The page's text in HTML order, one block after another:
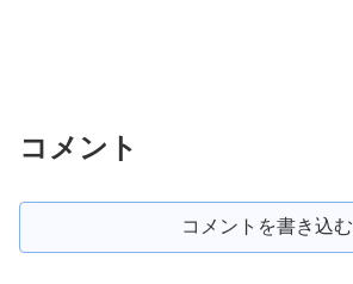
コメント
コメントを書き込む